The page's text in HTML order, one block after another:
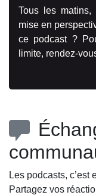
Tous les matins,
mise en
ce podcast ?
limite, rendez-
Les podcasts, c’est
Partagez vos